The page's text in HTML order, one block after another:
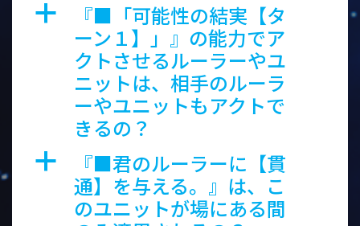
a
『■「可能性の結実【タ
ーン１】」』の能力でア
クトさせるルーラーやユ
ニットは、相手のルーラ
ーやユニットもアクトで
きるの？
a
『■君のルーラーに【貫
通】を与える。』は、こ
のユニットが場にある間